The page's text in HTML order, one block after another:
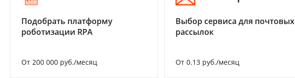
Подобрать платформу
роботизации RPA
От 200 000 руб./месяц
Выбор сервиса для почтовых
рассылок
От 0.13 руб./месяц